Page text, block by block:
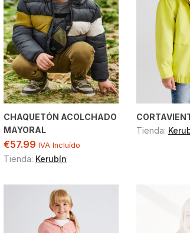
CHAQUETÓN ACOLCHADO
MAYORAL
€57.99 IVA Incluído
Tienda: Kerubín
Tienda: